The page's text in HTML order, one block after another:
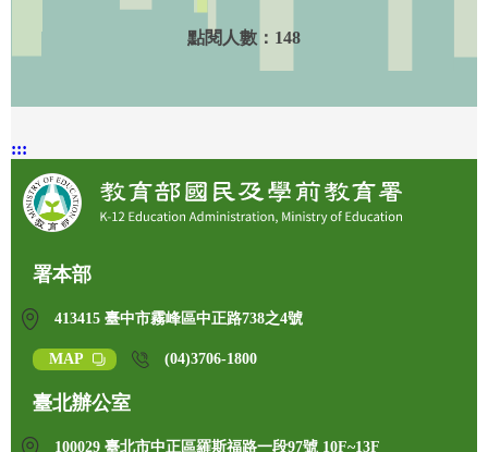
點閱人數： 148
:::
署本部
413415 臺中市霧峰區中正路738之4號
MAP (04)3706-1800
臺北辦公室
100029 臺北市中正區羅斯福路一段97號 10F~13F